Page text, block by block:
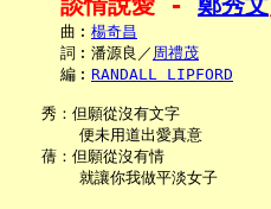
     曲︰
楊奇昌
     詞︰潘源良／
周禮茂
     編︰
RANDALL LIPFORD
   秀：但願從沒有文字
       便未用道出愛真意
   蒨：但願從沒有情
       就讓你我做平淡女子